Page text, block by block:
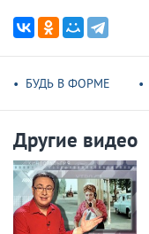
БУДЬ В ФОРМЕ
Другие видео